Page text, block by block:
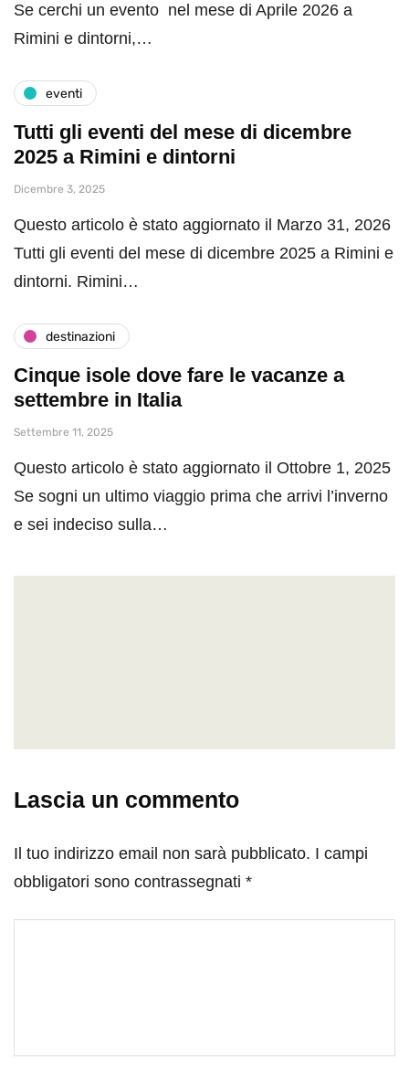
Se cerchi un evento nel mese di Aprile 2026 a
Rimini e dintorni,…
eventi
Tutti gli eventi del mese di dicembre
2025 a Rimini e dintorni
Dicembre 3, 2025
Questo articolo è stato aggiornato il Marzo 31, 2026
Tutti gli eventi del mese di dicembre 2025 a Rimini e
dintorni. Rimini…
destinazioni
Cinque isole dove fare le vacanze a
settembre in Italia
Settembre 11, 2025
Questo articolo è stato aggiornato il Ottobre 1, 2025
Se sogni un ultimo viaggio prima che arrivi l’inverno
e sei indeciso sulla…
Lascia un commento
Il tuo indirizzo email non sarà pubblicato. I campi
obbligatori sono contrassegnati *